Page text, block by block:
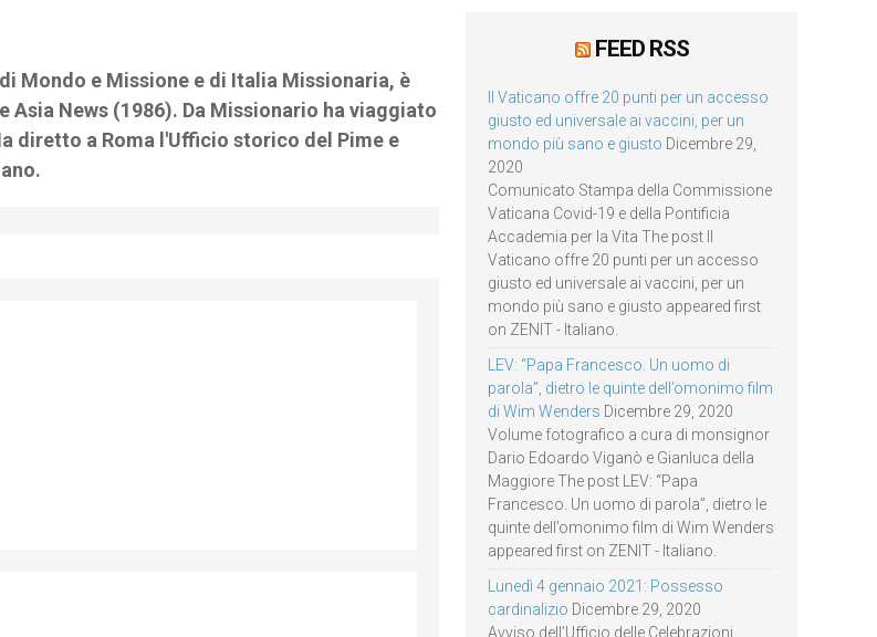
Mondo e Missione e di Italia Missionaria, è
News (1986). Da Missionario ha viaggiato
diretto a Roma l'Ufficio storico del Pime e
FEED RSS
Il Vaticano offre 20 punti per un accesso
giusto ed universale ai vaccini, per un
mondo più sano e giusto Dicembre 29,
2020
Comunicato Stampa della Commissione
Vaticana Covid-19 e della Pontificia
Accademia per la Vita The post Il
Vaticano offre 20 punti per un accesso
giusto ed universale ai vaccini, per un
mondo più sano e giusto appeared first
on ZENIT - Italiano.
LEV: “Papa Francesco. Un uomo di
parola”, dietro le quinte dell’omonimo film
di Wim Wenders Dicembre 29, 2020
Volume fotografico a cura di monsignor
Dario Edoardo Viganò e Gianluca della
Maggiore The post LEV: “Papa
Francesco. Un uomo di parola”, dietro le
quinte dell’omonimo film di Wim Wenders
appeared first on ZENIT - Italiano.
Lunedì 4 gennaio 2021: Possesso
cardinalizio Dicembre 29, 2020
Avviso dell’Ufficio delle Celebrazioni